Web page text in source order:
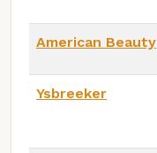
American Beauty
Ysbreeker